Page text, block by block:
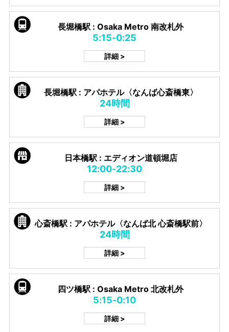
長堀橋駅 : Osaka Metro 南改札外
5:15-0:25
詳細 >
長堀橋駅 : アパホテル〈なんば心斎橋東〉
24時間
詳細 >
日本橋駅 : エディオン道頓堀店
12:00-22:30
詳細 >
心斎橋駅 : アパホテル〈なんば北 心斎橋駅前〉
24時間
詳細 >
四ツ橋駅 : Osaka Metro 北改札外
5:15-0:10
詳細 >